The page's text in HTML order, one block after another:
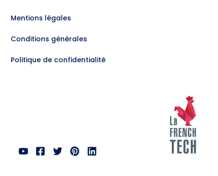
Mentions légales
Conditions générales
Politique de confidentialité